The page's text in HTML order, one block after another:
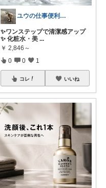
ユウの仕事便利グッズ
✨ワンステップで清潔感アップ
✨ 化粧水・美 ...
￥ 2,846～
0 0 1
コレ いいね